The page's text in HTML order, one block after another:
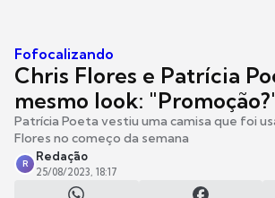
Fofocalizando
Chris Flores e Patrícia
mesmo look:
Patrícia Poeta vestiu uma camisa que foi
Flores no começo da semana
R
Redação
25/08/2023, 18:17